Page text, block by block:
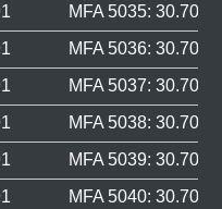
MFA 5035:
MFA 5036:
MFA 5037:
MFA 5038:
MFA 5039:
MFA 5040: